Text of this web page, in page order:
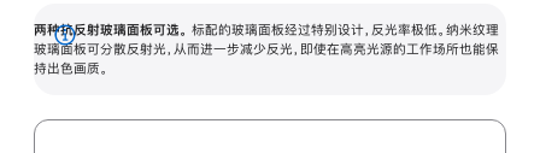
两种抗反射玻璃面板可选。 标配的玻璃面板经过特别设计，反光率极低。纳米纹理
玻璃面板可分散反射光，从而进一步减少反光，即使在高亮光源的工作场所也能保
持出色画质。
展
开